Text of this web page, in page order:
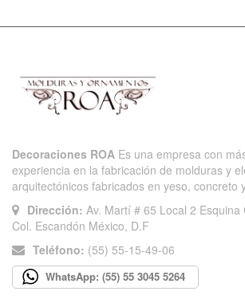
o
Decoraciones ROA Es una empresa con
experiencia en la fabricación de molduras y
arquitectónicos fabricados en yeso, concreto
Dirección: Av. Martí # 65 Local 2 Esquina
Col. Escandón México, D.F
Teléfono: (55) 55-15-49-06
WhatsApp: (55) 55 3045 5264